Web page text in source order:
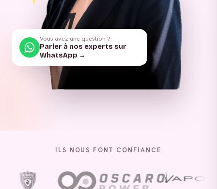
Vous avez une question ?
Parler à nos experts sur
WhatsApp →
ILS NOUS FONT CONFIANCE